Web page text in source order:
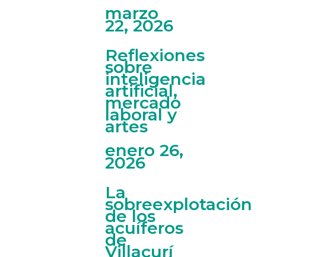
marzo
22, 2026
Reflexiones
sobre
inteligencia
artificial,
mercado
laboral y
artes
enero 26,
2026
La
sobreexplotación
de los
acuíferos
de
Villacurí